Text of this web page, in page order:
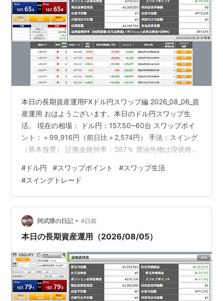
本日の長期資産運用FXドル円スワップ編 2026_08_06_資
産運用 おはようございます。本日のドル円スワップ生
活。 現在の相場： ドル円：157.50~60台 スワップポイ
ント：＋99,916円（前日比＋2,574円） 手法：スイング
（基本放置） 証拠金維持率：387％ 原油先物は現状維
す。 ドル円相場は今日も方向性が見出せない動き、157
円台で行ったり来たりしています。 今日もスワップポイ
ント貯蓄のため様子見継続中です。 ランキング参加中躁
鬱、躁うつ病、双極性障害 ランキング参加中はてなブロ
グ同盟！初心者歓迎・なんでもOK！日記・雑記10・…
# ドル円 #スワップポイント #スワップ生活
#スイングトレード
阿武隈の日記 • 4日前
本日の長期資産運用（2026/08/05）